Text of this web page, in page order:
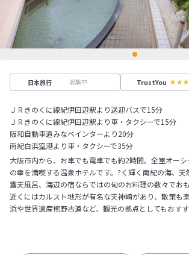
日本旅行 収集中 TrustYou
ＪＲきのくに線紀伊田辺駅より送迎バスで15分
ＪＲきのくに線紀伊田辺駅より車・タクシーで15分
阪和自動車道みなべインターより20分
南紀白浜空港より車・タクシーで35分
大阪市内から、お車でも電車でも約2時間。全室オー
の幸を満喫する温泉ホテルです。?く輝く南紀の海、天
露天風呂、海辺の宿ならではの旬のお料理の数々でお
近くにはカルスト地形が有名な天神崎があり、散策も
浜や世界遺産熊野古道など、観光の拠点としてもおすす